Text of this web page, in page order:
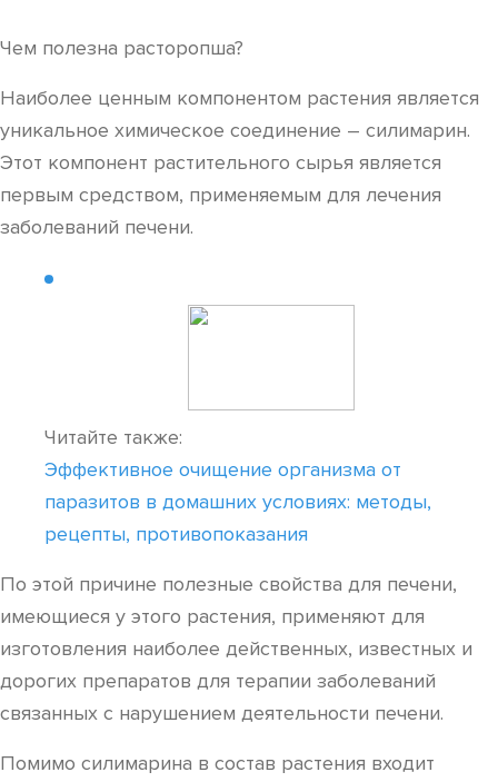
Чем полезна расторопша?
Наиболее ценным компонентом растения является
уникальное химическое соединение – силимарин.
Этот компонент растительного сырья является
первым средством, применяемым для лечения
заболеваний печени.
Читайте также:
Эффективное очищение организма от
паразитов в домашних условиях: методы,
рецепты, противопоказания
По этой причине полезные свойства для печени,
имеющиеся у этого растения, применяют для
изготовления наиболее действенных, известных и
дорогих препаратов для терапии заболеваний
связанных с нарушением деятельности печени.
Помимо силимарина в состав растения входит